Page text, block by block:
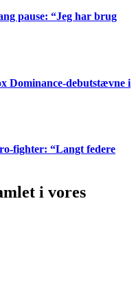
pause: “Jeg har brug
Dominance-debutstævne i
fighter: “Langt federe
i vores